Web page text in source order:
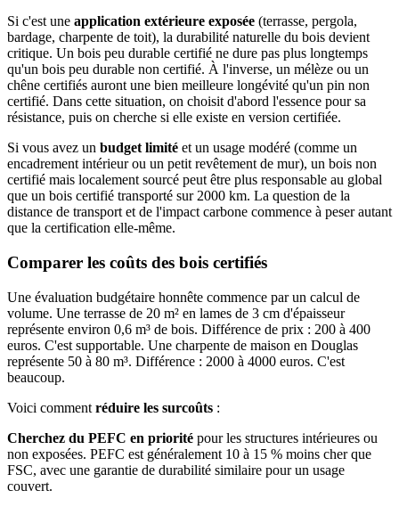
Si c'est une application extérieure exposée (terrasse, pergola,
bardage, charpente de toit), la durabilité naturelle du bois devient
critique. Un bois peu durable certifié ne dure pas plus longtemps
qu'un bois peu durable non certifié. À l'inverse, un mélèze ou un
chêne certifiés auront une bien meilleure longévité qu'un pin non
certifié. Dans cette situation, on choisit d'abord l'essence pour sa
résistance, puis on cherche si elle existe en version certifiée.
Si vous avez un budget limité et un usage modéré (comme un
encadrement intérieur ou un petit revêtement de mur), un bois non
certifié mais localement sourcé peut être plus responsable au global
que un bois certifié transporté sur 2000 km. La question de la
distance de transport et de l'impact carbone commence à peser autant
que la certification elle-même.
Comparer les coûts des bois certifiés
Une évaluation budgétaire honnête commence par un calcul de
volume. Une terrasse de 20 m² en lames de 3 cm d'épaisseur
représente environ 0,6 m³ de bois. Différence de prix : 200 à 400
euros. C'est supportable. Une charpente de maison en Douglas
représente 50 à 80 m³. Différence : 2000 à 4000 euros. C'est
beaucoup.
Voici comment réduire les surcoûts :
Cherchez du PEFC en priorité pour les structures intérieures ou
non exposées. PEFC est généralement 10 à 15 % moins cher que
FSC, avec une garantie de durabilité similaire pour un usage
couvert.